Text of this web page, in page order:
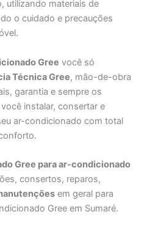
utilizando materiais de
o cuidado e precauções
Gree você só
Técnica Gree, mão-de-obra
garantia e sempre os
instalar, consertar e
ar-condicionado com total
Gree para ar-condicionado
consertos, reparos,
em geral para
Gree em Sumaré.